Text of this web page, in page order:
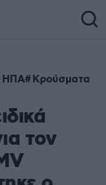
ΗΠΑ Κρούσματα
τον